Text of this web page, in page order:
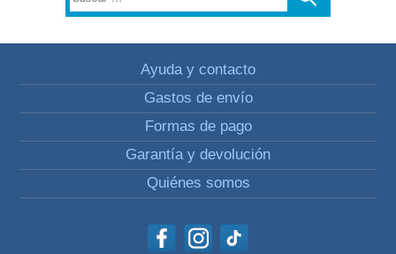
Ayuda y contacto
Gastos de envío
Formas de pago
Garantía y devolución
Quiénes somos